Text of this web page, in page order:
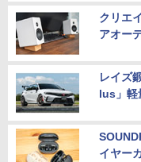
クリエ
アオー
レイズ
lus」軽
イヤー